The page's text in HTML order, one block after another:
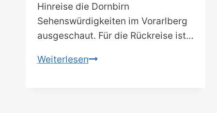
Hinreise die Dornbirn
Sehenswürdigkeiten im Vorarlberg
ausgeschaut. Für die Rückreise ist…
WeiterlesenTop